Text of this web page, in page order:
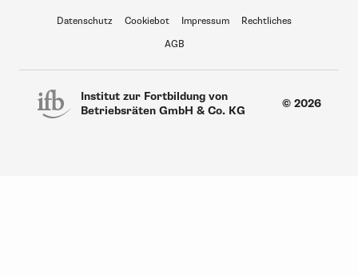
Institut zur Fortbildung von
Betriebsräten GmbH & Co. KG
© 2026
Datenschutz Cookiebot Impressum
Rechtliches
AGB